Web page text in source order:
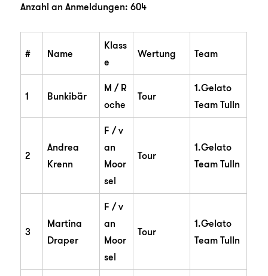
Anzahl an Anmeldungen: 604
# Name
Klass
e
Wertung Team
1 Bunkibär
M / R
oche
Tour
1.Gelato
Team Tulln
2
Andrea
Krenn
F / v
an
Moor
sel
Tour
1.Gelato
Team Tulln
3
Martina
Draper
F / v
an
Moor
sel
Tour
1.Gelato
Team Tulln